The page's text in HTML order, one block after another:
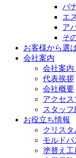
パ
エ
ア
そ
お客様から選
会社案内
会社案内
代表挨拶
会社概要
アクセ
スタッフ
お役立ち情報
クリス
モルドバ
塗替え工